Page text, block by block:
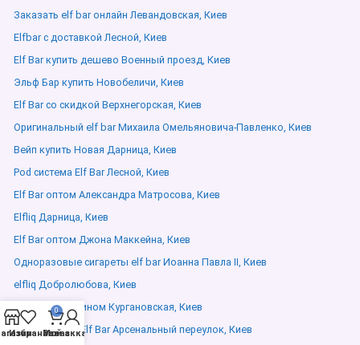
Заказать elf bar онлайн Левандовская, Киев
Elfbar с доставкой Лесной, Киев
Elf Bar купить дешево Военный проезд, Киев
Эльф Бар купить Новобеличи, Киев
Elf Bar со скидкой Верхнегорская, Киев
Оригинальный elf bar Михаила Омельяновича-Павленко, Киев
Вейп купить Новая Дарница, Киев
Pod система Elf Bar Лесной, Киев
Elf Bar оптом Александра Матросова, Киев
Elfliq Дарница, Киев
Elf Bar оптом Джона Маккейна, Киев
Одноразовые сигареты elf bar Иоанна Павла ІІ, Киев
elfliq Добролюбова, Киев
Elf Bar с никотином Кургановская, Киев
Новые вкусы Elf Bar Арсенальный переулок, Киев
Избранное
0
Заказ
Мой аккаунт